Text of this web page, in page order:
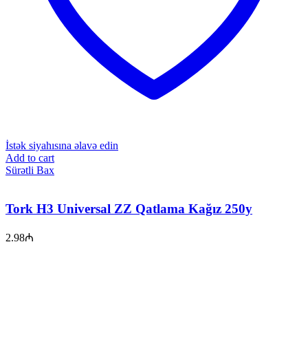
İstək siyahısına əlavə edin
Add to cart
Sürətli Bax
Tork H3 Universal ZZ Qatlama Kağız 250y
2.98₼